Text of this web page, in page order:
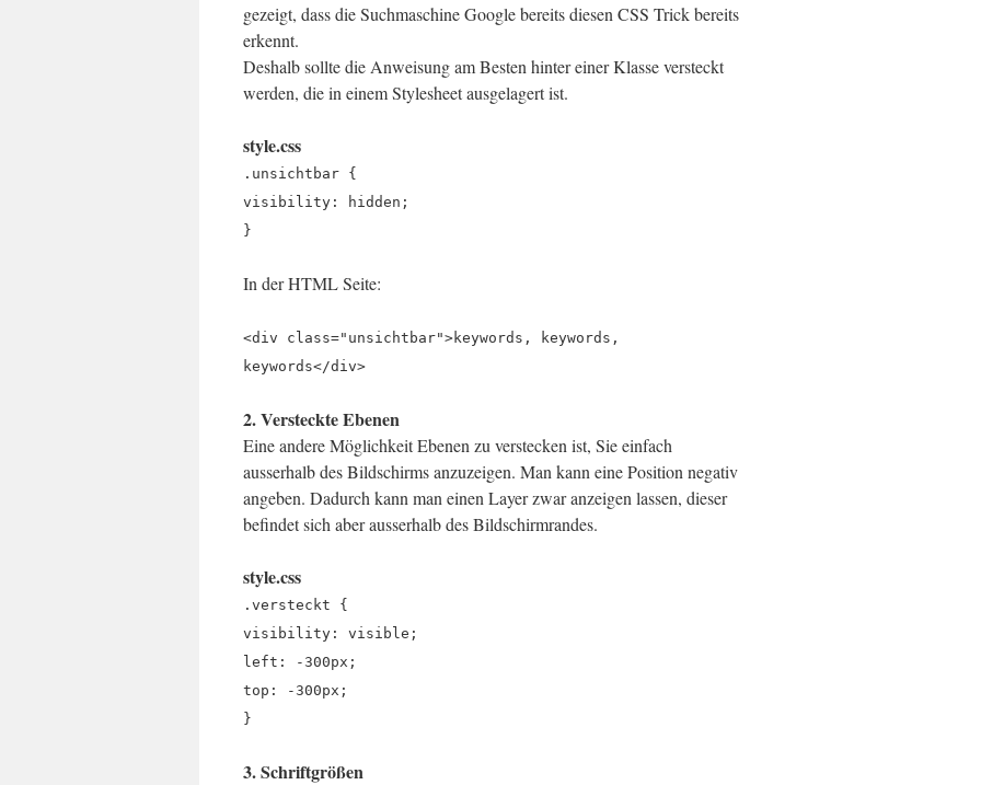
gezeigt, dass die Suchmaschine Google bereits diesen CSS Trick bereits
erkennt.
Deshalb sollte die Anweisung am Besten hinter einer Klasse versteckt
werden, die in einem Stylesheet ausgelagert ist.
style.css
.unsichtbar {
visibility: hidden;
}
In der HTML Seite:
<div class="unsichtbar">keywords, keywords,
keywords</div>
2. Versteckte Ebenen
Eine andere Möglichkeit Ebenen zu verstecken ist, Sie einfach
ausserhalb des Bildschirms anzuzeigen. Man kann eine Position negativ
angeben. Dadurch kann man einen Layer zwar anzeigen lassen, dieser
befindet sich aber ausserhalb des Bildschirmrandes.
style.css
.versteckt {
visibility: visible;
left: -300px;
top: -300px;
}
3. Schriftgrößen